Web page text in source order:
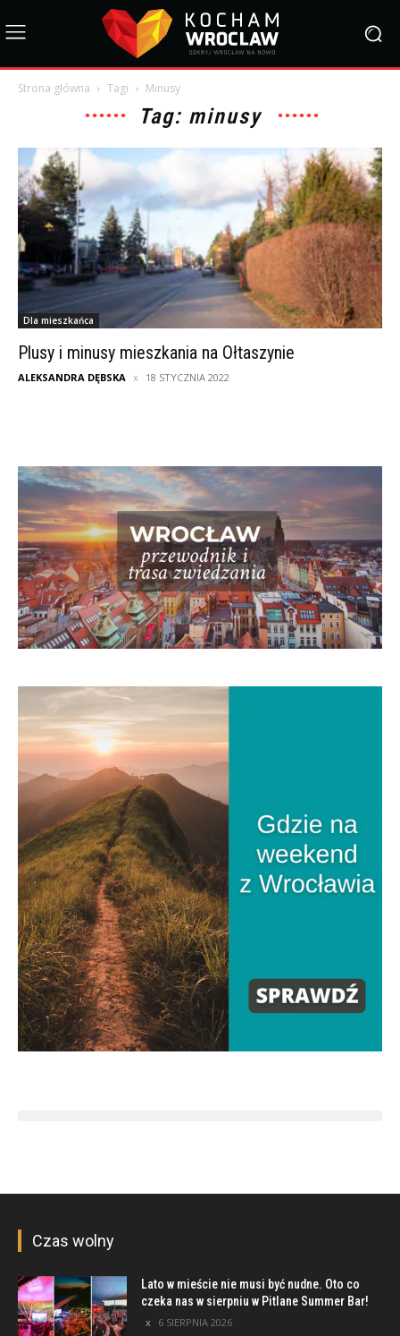
Strona główna Tagi Minusy
Tag: minusy
Dla mieszkańca
Plusy i minusy mieszkania na Ołtaszynie
ALEKSANDRA DĘBSKA 18 STYCZNIA 2022
Czas wolny
Lato w mieście nie musi być nudne. Oto co
czeka nas w sierpniu w Pitlane Summer Bar!
6 SIERPNIA 2026